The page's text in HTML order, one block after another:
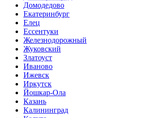
Домодедово
Екатеринбург
Елец
Ессентуки
Железнодорожный
Жуковский
Златоуст
Иваново
Ижевск
Иркутск
Йошкар-Ола
Казань
Калининград